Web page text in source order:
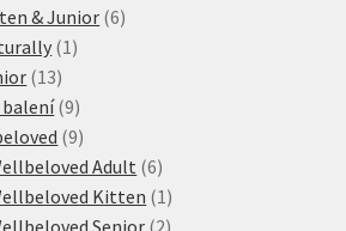
produkty
& Junior 66
1 1
1313
produktů
balení 99
produktů
99
produktů
Adult 66
produktů
Kitten 1 1
produkt
Senior 22